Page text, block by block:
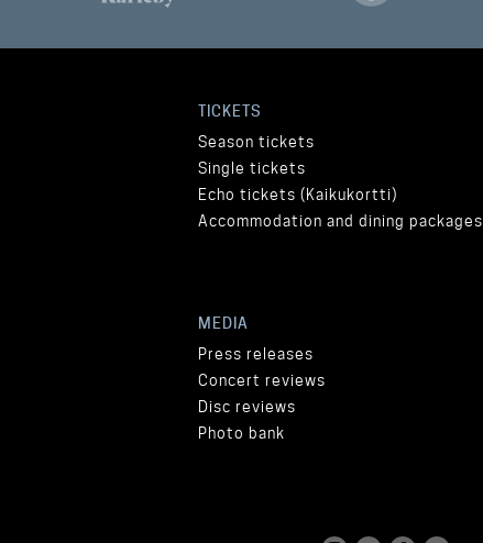
TICKETS
Season tickets
Single tickets
Echo tickets (Kaikukortti)
Accommodation and dining packages
MEDIA
Press releases
Concert reviews
Disc reviews
Photo bank